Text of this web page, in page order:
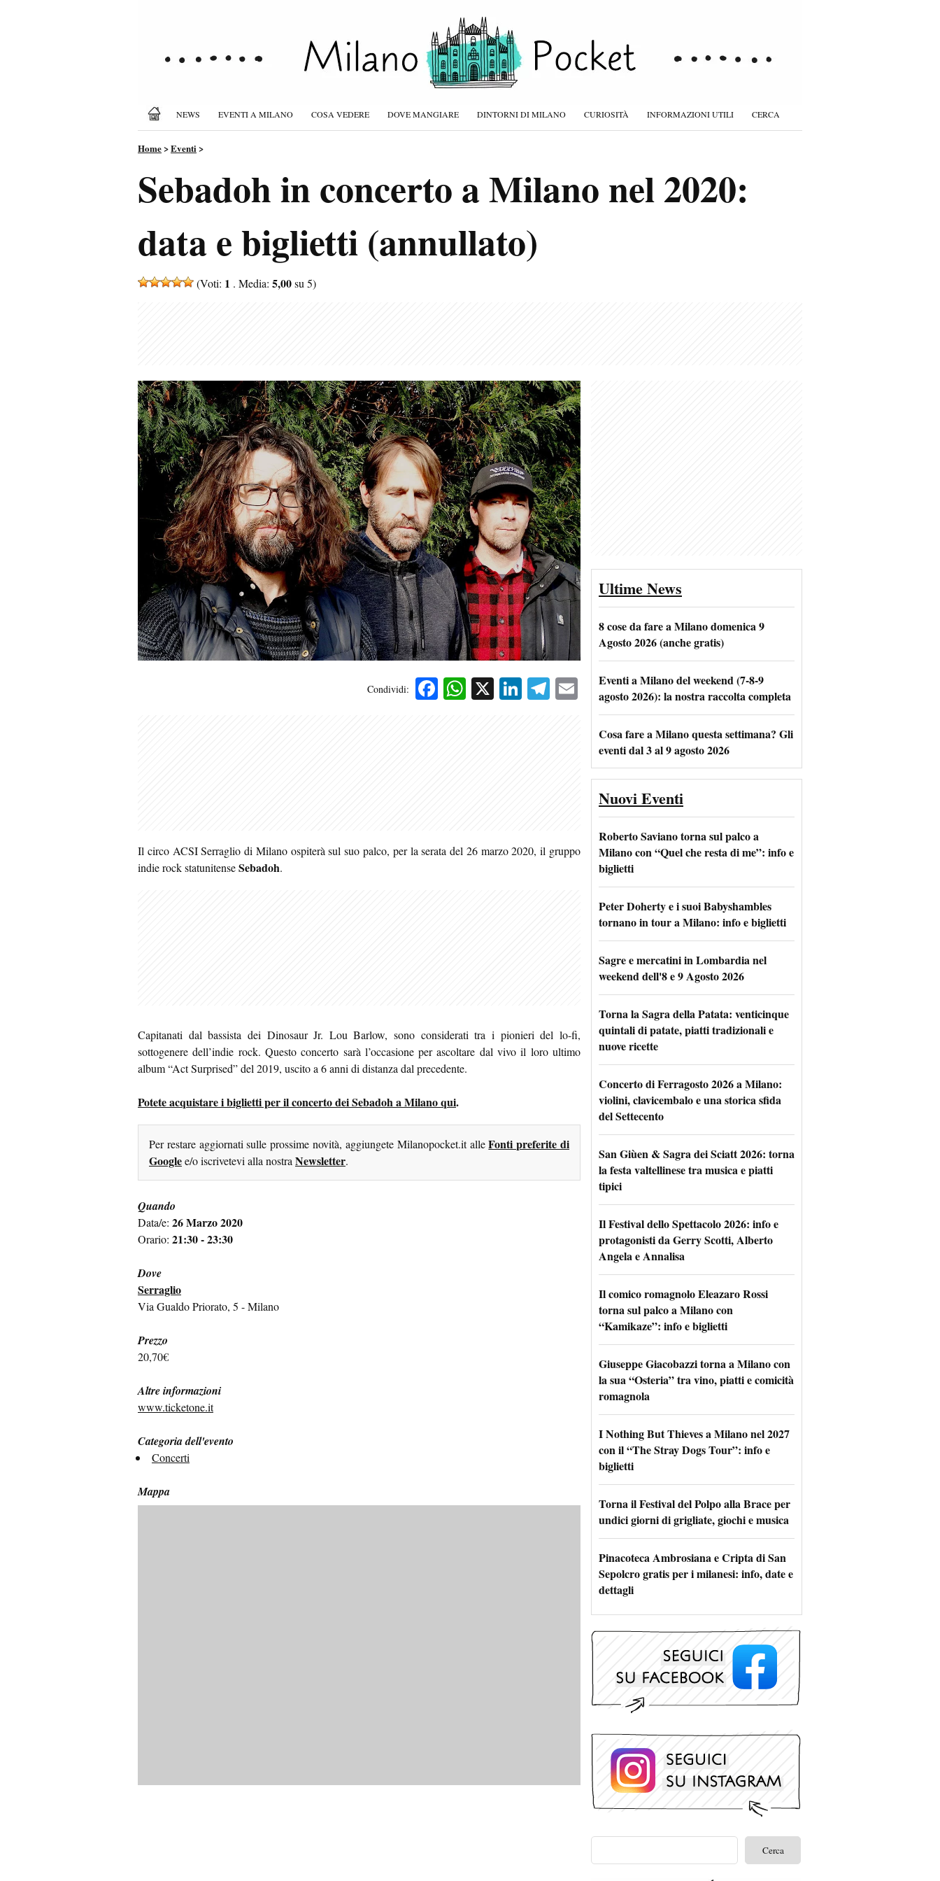
NEWS EVENTI A MILANO COSA VEDERE DOVE MANGIARE DINTORNI DI MILANO CURIOSITÀ INFORMAZIONI UTILI CERCA
Home>Eventi>
Sebadoh in concerto a Milano nel 2020:
data e biglietti (annullato)
(Voti: 1 . Media: 5,00su 5)
Condividi: Facebook
WhatsApp
X LinkedIn
Telegram
Email
Il circo ACSI Serraglio di Milano ospiterà sul suo palco, per la serata del 26 marzo 2020, il gruppo
indie rock statunitenseSebadoh.
Capitanati dal bassista dei Dinosaur Jr. Lou Barlow, sono considerati tra i pionieri del lo-fi,
sottogenere dell’indie rock. Questo concerto sarà l’occasione per ascoltare dal vivo il loro ultimo
album “Act Surprised” del 2019, uscito a 6 anni di distanza dal precedente.
Potete acquistare i biglietti per il concerto dei Sebadoh a Milano qui.
Per restare aggiornati sulle prossime novità, aggiungete Milanopocket.it alleFonti preferite di
Googlee/o iscrivetevi alla nostraNewsletter.
Quando
Data/e: 26 Marzo 2020
Orario: 21:30 - 23:30
Dove
Serraglio
Via Gualdo Priorato, 5 - Milano
Prezzo
20,70€
Altre informazioni
www.ticketone.it
Categoria dell'evento
Concerti
Mappa
Ultime News
8 cose da fare a Milano domenica 9
Agosto 2026 (anche gratis)
Eventi a Milano del weekend (7-8-9
agosto 2026): la nostra raccolta completa
Cosa fare a Milano questa settimana? Gli
eventi dal 3 al 9 agosto 2026
Nuovi Eventi
Roberto Saviano torna sul palco a
Milano con “Quel che resta di me”: info e
biglietti
Peter Doherty e i suoi Babyshambles
tornano in tour a Milano: info e biglietti
Sagre e mercatini in Lombardia nel
weekend dell'8 e 9 Agosto 2026
Torna la Sagra della Patata: venticinque
quintali di patate, piatti tradizionali e
nuove ricette
Concerto di Ferragosto 2026 a Milano:
violini, clavicembalo e una storica sfida
del Settecento
San Giùen & Sagra dei Sciatt 2026: torna
la festa valtellinese tra musica e piatti
tipici
Il Festival dello Spettacolo 2026: info e
protagonisti da Gerry Scotti, Alberto
Angela e Annalisa
Il comico romagnolo Eleazaro Rossi
torna sul palco a Milano con
“Kamikaze”: info e biglietti
Giuseppe Giacobazzi torna a Milano con
la sua “Osteria” tra vino, piatti e comicità
romagnola
I Nothing But Thieves a Milano nel 2027
con il “The Stray Dogs Tour”: info e
biglietti
Torna il Festival del Polpo alla Brace per
undici giorni di grigliate, giochi e musica
Pinacoteca Ambrosiana e Cripta di San
Sepolcro gratis per i milanesi: info, date e
dettagli